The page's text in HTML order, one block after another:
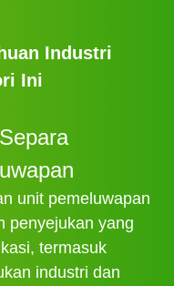
Industri
Ini
unit pemeluwapan
penyejukan yang
termasuk
industri dan